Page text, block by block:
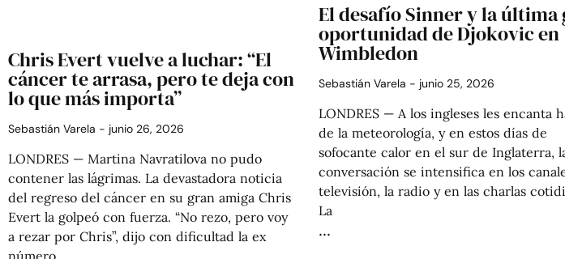
Chris Evert vuelve a luchar: “El
cáncer te arrasa, pero te deja con
lo que más importa”
Sebastián Varela junio 26, 2026
LONDRES — Martina Navratilova no pudo
contener las lágrimas. La devastadora noticia
del regreso del cáncer en su gran amiga Chris
Evert la golpeó con fuerza. “No rezo, pero voy
a rezar por Chris”, dijo con dificultad la ex
El desafío Sinner y la última
oportunidad de Djokovic en
Wimbledon
Sebastián Varela junio 25, 2026
LONDRES — A los ingleses les encanta
de la meteorología, y en estos días de
sofocante calor en el sur de Inglaterra,
conversación se intensifica en los
televisión, la radio y en las charlas
La